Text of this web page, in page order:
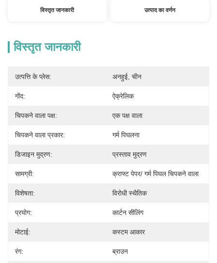
विस्तृत जानकारी उत्पाद का वर्णन
विस्तृत जानकारी
उत्पत्ति के प्लेस: अनहुई, चीन
गोंद: ऐक्रेलिक
चिपकने वाला पक्ष: एक पक्ष वाला
चिपकने वाला प्रकार: गर्म पिघलना
डिजाइन मुद्रण: प्रस्ताव मुद्रण
सामग्री: क्राफ्ट पेपर/ गर्म पिघल चिपकने वाला
विशेषता: विरोधी स्थैतिक
प्रयोग: कार्टन सीलिंग
मोटाई: कस्टम आकार
रंग: ब्राउन